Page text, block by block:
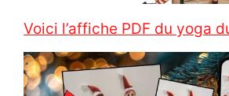
Voici l’affiche PDF du yoga